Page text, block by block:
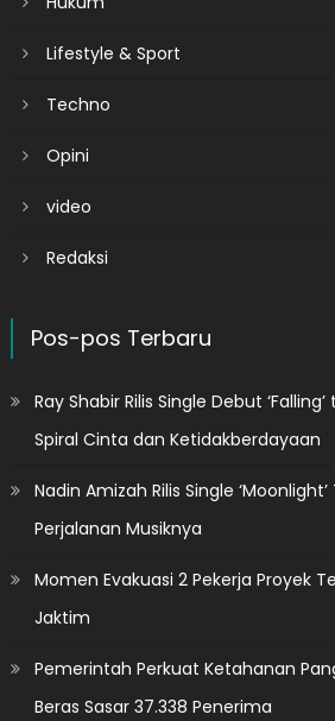
Lifestyle & Sport
Techno
Opini
video
Redaksi
Pos-pos Terbaru
Ray Shabir Rilis Single Debut
Spiral Cinta dan Ketidakberdayaan
Nadin Amizah Rilis Single
Perjalanan Musiknya
Momen Evakuasi 2 Pekerja Proyek
Jaktim
Pemerintah Perkuat Ketahanan
Beras Sasar 37.338 Penerima